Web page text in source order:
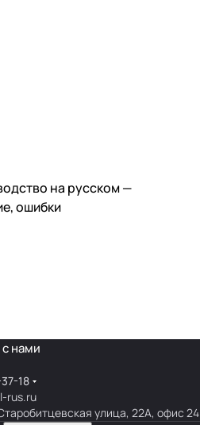
на русском —
ошибки
нами
18
rus.ru
улица, 22А, офис 24